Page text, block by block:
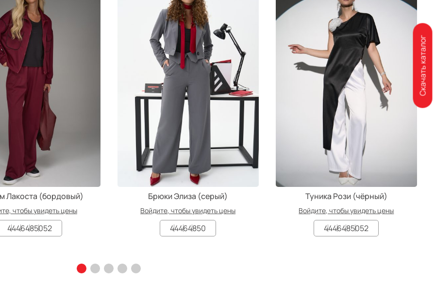
Лакоста (бордовый)
чтобы увидеть цены
4446485052
Брюки Элиза (серый)
Войдите, чтобы увидеть цены
44464850
Туника Рози (чёрный)
Войдите, чтобы увидеть цены
4446485052
Скачать каталог